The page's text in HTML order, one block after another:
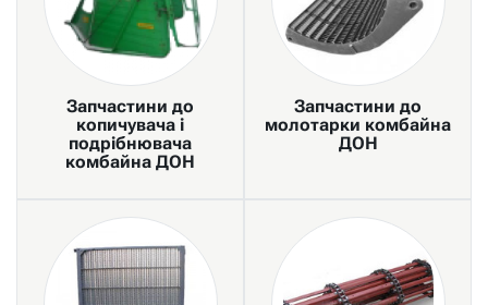
Запчастини до
копичувача і
подрібнювача
комбайна ДОН
Запчастини до
молотарки комбайна
ДОН